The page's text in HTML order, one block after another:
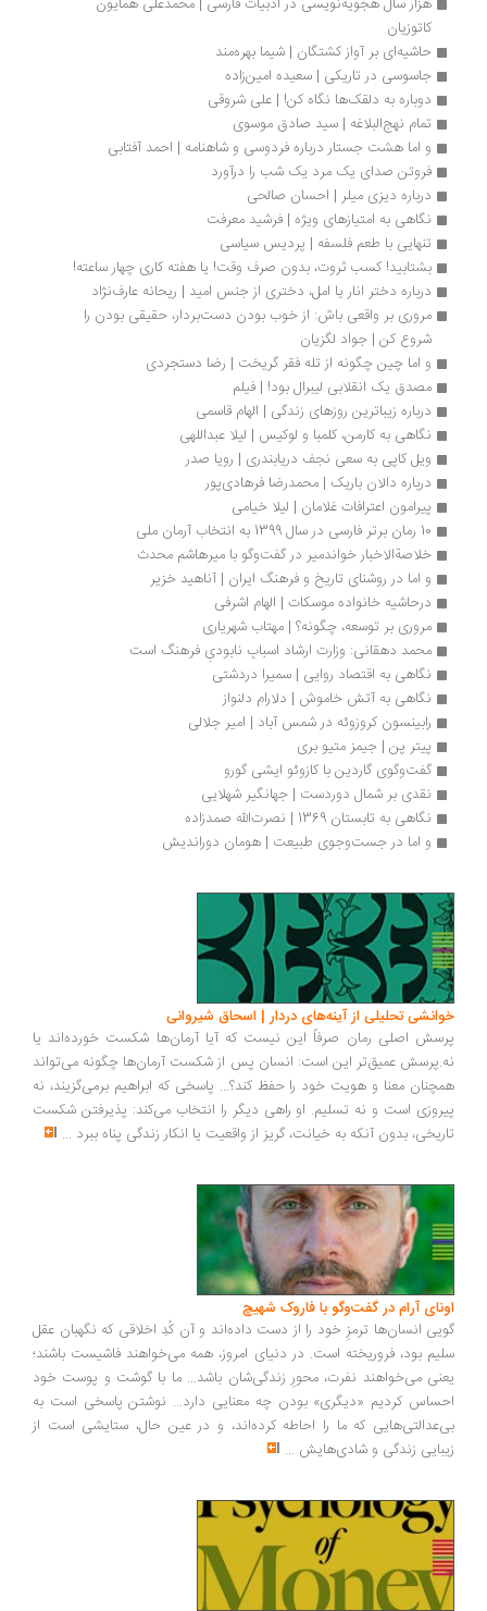
کاتوزیان
حاشیه‌ای بر آواز کشتگان | شیما بهره‌مند
جاسوسی در تاریکی | سعیده امین‌زاده
دوباره به دلقک‌ها نگاه کن! | علی شروقی
تمام نهج‌البلاغه | سيد صادق موسوى
و اما هشت جستار درباره فردوسی و شاهنامه | احمد آفتابی
فروتن صدای یک مرد یک شب را درآورد
درباره دیزی میلر | احسان صالحی
نگاهی به امتیازهای ویژه | فرشید معرفت
تنهایی با طعم فلسفه | پردیس سیاسی
بشتابید! کسب ثروت، بدون صرف وقت! یا هفته کاری چهار ساعته!
درباره دختر انار یا امل، دختری از جنس امید | ریحانه عارف­‌نژاد
مروری بر واقعی باش: از خوب بودن دست‌بردار، حقیقی بودن را
شروع کن | جواد لگزیان
و اما چین چگونه از تله فقر گریخت | رضا دستجردی
مصدق یک انقلابی لیبرال بود! | فیلم
درباره زیباترین روزهای زندگی | الهام قاسمی
نگاهی به کارمن، کلمبا و لوکیس | لیلا عبداللهی
ویل کاپی به سعی نجف دریابندری | رویا صدر
درباره دالان باریک | محمدرضا فرهادی‌پور
پیرامون اعترافات غلامان | لیلا خیامی
خلاصةالاخبار خواندمیر در گفت‌وگو با میرهاشم محدث
و اما در روشنای تاریخ و فرهنگ ایران | آناهید خزیر
درحاشیه خانواده موسکات | الهام اشرفی
مروری بر توسعه، چگونه؟ | مهتاب شهریاری
محمد دهقانی: وزارت ارشاد اسبابِ نابودیِ فرهنگ است
نگاهی به اقتصاد روایی | سمیرا دردشتی
نگاهی به آتش خاموش | دلارام دلنواز
رابینسون کروزوئه در شمس آباد | امیر جلالی
پیتر پن | جیمز متیو بری
گفت‌وگوی گاردین با کازوئو ایشی گورو
نقدی بر شمال دوردست | جهانگیر شهلایی
نگاهی به تابستان 1369 | نصرت‌الله صمدزاده
و اما در جست‌وجوی طبیعت | هومان دوراندیش
تحلیلی از آینه‌های دردار | اسحاق شیروانی
اصلی رمان صرفاً این نیست که آیا آرمان‌ها شکست خورده‌اند یا
عمیق‌تر این است: انسان پس از شکست آرمان‌ها چگونه می‌تواند
معنا و هویت خود را حفظ کند؟... پاسخی که ابراهیم برمی‌گزیند، نه
است و نه تسلیم. او راهی دیگر را انتخاب می‌کند: پذیرفتن شکست
بدون آنکه به خیانت، گریز از واقعیت یا انکار زندگی پناه ببرد...
آرام در گفت‌وگو با فاروک شهیچ‭
انسان‌ها ترمزِ خود را از دست داده‌اند و آن کُدِ اخلاقی که نگهبان عقل
بود، فروریخته است. در دنیای امروز، همه می‌خواهند فاشیست باشند؛
می‌خواهند نفرت، محورِ زندگی‌شان باشد... ما با گوشت و پوست خود
کردیم «دیگری» بودن چه معنایی دارد... نوشتن پاسخی است به
که ما را احاطه کرده‌اند، و در عین حال، ستایشی است از
زندگی و شادی‌هایش...